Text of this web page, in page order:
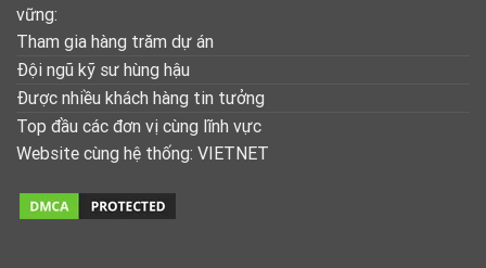
vững:
Tham gia hàng trăm dự án
Đội ngũ kỹ sư hùng hậu
Được nhiều khách hàng tin tưởng
Top đầu các đơn vị cùng lĩnh vực
Website cùng hệ thống: VIETNET